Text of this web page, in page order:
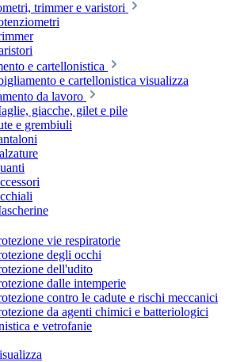
trimmer e varistori
e cartellonistica
e cartellonistica visualizza
da lavoro
giacche, gilet e pile
e grembiuli
vie respiratorie
degli occhi
dell'udito
dalle intemperie
contro le cadute e rischi meccanici
da agenti chimici e batteriologici
e vetrofanie